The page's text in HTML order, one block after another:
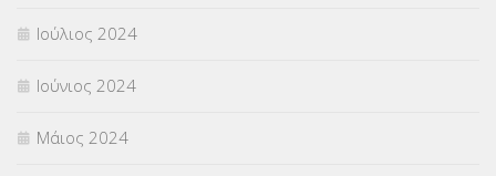
Ιούλιος 2024
Ιούνιος 2024
Μάιος 2024